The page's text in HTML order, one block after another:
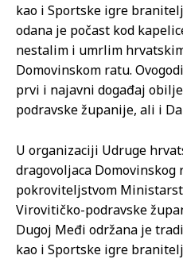
kao i Sportske igre
odana je počast kod
nestalim i umrlim
Domovinskom ratu.
prvi i najavni događaj
podravske županije, ali i
U organizaciji Udruge
dragovoljaca Domovinskog
pokroviteljstvom
Virovitičko-podravske
Dugoj Međi održana je
kao i Sportske igre